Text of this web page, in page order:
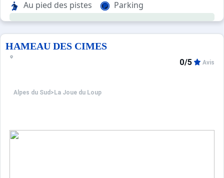
Au pied des pistes Parking
HAMEAU DES CIMES
Alpes du Sud > La Joue du Loup
0/5 Avis